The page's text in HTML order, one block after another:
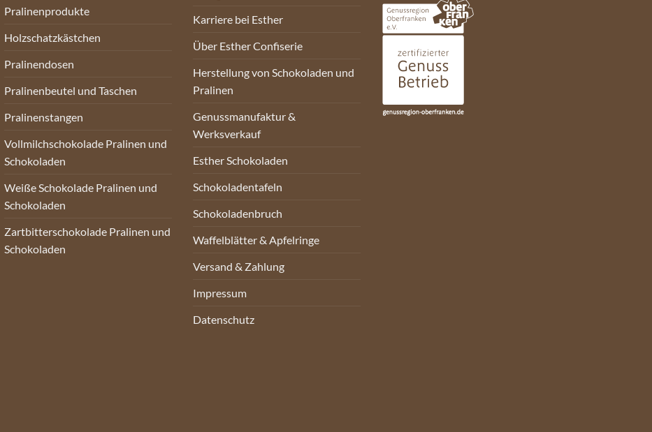
Pralinenprodukte
Holzschatzkästchen
Pralinendosen
Pralinenbeutel und Taschen
Pralinenstangen
Vollmilchschokolade Pralinen und
Schokoladen
Weiße Schokolade Pralinen und
Schokoladen
Zartbitterschokolade Pralinen und
Schokoladen
Karriere bei Esther
Über Esther Confiserie
Herstellung von Schokoladen und
Pralinen
Genussmanufaktur &
Werksverkauf
Esther Schokoladen
Schokoladentafeln
Schokoladenbruch
Waffelblätter & Apfelringe
Versand & Zahlung
Impressum
Datenschutz